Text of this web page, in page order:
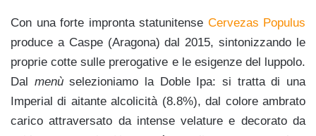
Con una forte impronta statunitense Cervezas Populus
produce a Caspe (Aragona) dal 2015, sintonizzando le
proprie cotte sulle prerogative e le esigenze del luppolo.
Dal menùselezioniamo la Doble Ipa: si tratta di una
Imperial di aitante alcolicità (8.8%), dal colore ambrato
carico attraversato da intense velature e decorato da